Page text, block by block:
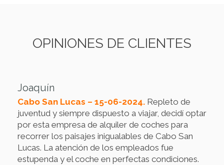
OPINIONES DE CLIENTES
Joaquín
Cabo San Lucas – 15-06-2024. Repleto de
juventud y siempre dispuesto a viajar, decidí optar
por esta empresa de alquiler de coches para
recorrer los paisajes inigualables de Cabo San
Lucas. La atención de los empleados fue
estupenda y el coche en perfectas condiciones.